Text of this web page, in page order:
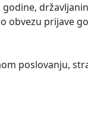
obvezu prijave
poslovanju,